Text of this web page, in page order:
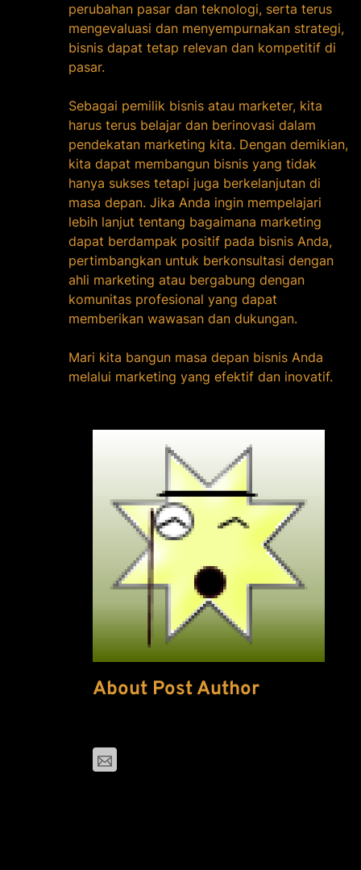
perubahan pasar dan teknologi, serta terus
mengevaluasi dan menyempurnakan strategi,
bisnis dapat tetap relevan dan kompetitif di
pasar.
Sebagai pemilik bisnis atau marketer, kita
harus terus belajar dan berinovasi dalam
pendekatan marketing kita. Dengan demikian,
kita dapat membangun bisnis yang tidak
hanya sukses tetapi juga berkelanjutan di
masa depan. Jika Anda ingin mempelajari
lebih lanjut tentang bagaimana marketing
dapat berdampak positif pada bisnis Anda,
pertimbangkan untuk berkonsultasi dengan
ahli marketing atau bergabung dengan
komunitas profesional yang dapat
memberikan wawasan dan dukungan.
Mari kita bangun masa depan bisnis Anda
melalui marketing yang efektif dan inovatif.
About Post Author